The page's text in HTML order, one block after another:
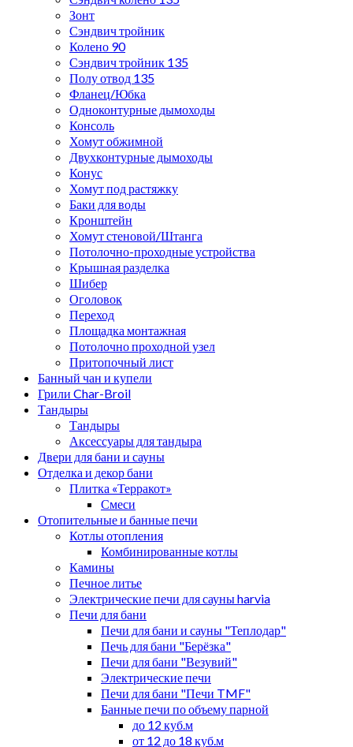
Зонт
Сэндвич тройник
Колено 90
Сэндвич тройник 135
Полу отвод 135
Фланец/Юбка
Одноконтурные дымоходы
Консоль
Хомут обжимной
Двухконтурные дымоходы
Конус
Хомут под растяжку
Баки для воды
Кронштейн
Хомут стеновой/Штанга
Потолочно-проходные устройства
Крышная разделка
Шибер
Оголовок
Переход
Площадка монтажная
Потолочно проходной узел
Притопочный лист
Банный чан и купели
Грили Char-Broil
Тандыры
Тандыры
Аксессуары для тандыра
Двери для бани и сауны
Отделка и декор бани
Плитка «Терракот»
Смеси
Отопительные и банные печи
Котлы отопления
Комбинированные котлы
Камины
Печное литье
Электрические печи для сауны harvia
Печи для бани
Печи для бани и сауны "Теплодар"
Печь для бани "Берёзка"
Печи для бани "Везувий"
Электрические печи
Печи для бани "Печи TMF"
Банные печи по объему парной
до 12 куб.м
от 12 до 18 куб.м